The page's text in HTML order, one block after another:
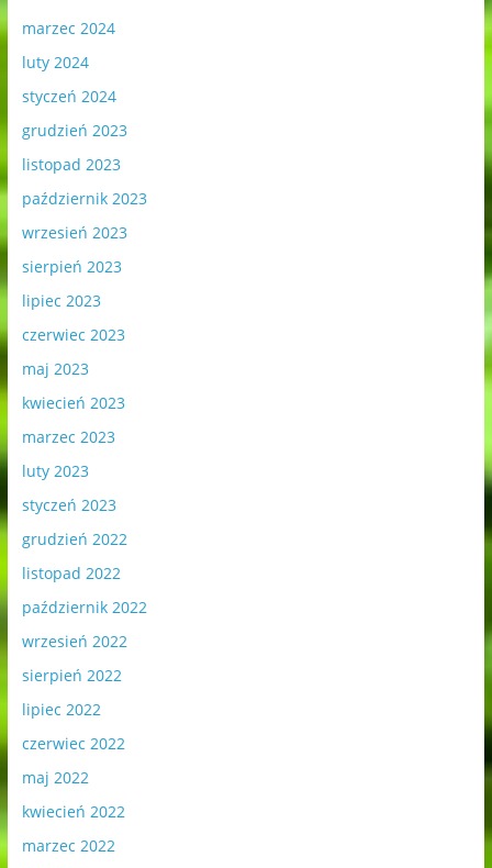
marzec 2024
luty 2024
styczeń 2024
grudzień 2023
listopad 2023
październik 2023
wrzesień 2023
sierpień 2023
lipiec 2023
czerwiec 2023
maj 2023
kwiecień 2023
marzec 2023
luty 2023
styczeń 2023
grudzień 2022
listopad 2022
październik 2022
wrzesień 2022
sierpień 2022
lipiec 2022
czerwiec 2022
maj 2022
kwiecień 2022
marzec 2022